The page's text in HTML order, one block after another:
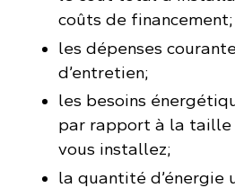
coûts de financement;
les dépenses
d’entretien;
les besoins
par rapport à la taille
vous installez;
la quantité d’énergie